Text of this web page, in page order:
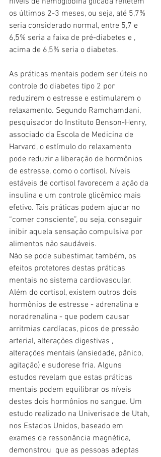
os últimos 2-3 meses, ou seja, até 5,7%
seria considerado normal, entre 5,7 e
6,5% seria a faixa de pré-diabetes e ,
acima de 6,5% seria o diabetes.
As práticas mentais podem ser úteis no
controle do diabetes tipo 2 por
reduzirem o estresse e estimularem o
relaxamento. Segundo Ramchamdani,
pesquisador do Instituto Benson-Henry,
associado da Escola de Medicina de
Harvard, o estímulo do relaxamento
pode reduzir a liberação de hormônios
de estresse, como o cortisol. Níveis
estáveis de cortisol favorecem a ação da
insulina e um controle glicêmico mais
efetivo. Tais práticas podem ajudar no
“comer consciente”, ou seja, conseguir
inibir aquela sensação compulsiva por
alimentos não saudáveis.
Não se pode subestimar, também, os
efeitos protetores destas práticas
mentais no sistema cardiovascular.
Além do cortisol, existem outros dois
hormônios de estresse - adrenalina e
noradrenalina - que podem causar
arritmias cardíacas, picos de pressão
arterial, alterações digestivas ,
alterações mentais (ansiedade, pânico,
agitação) e sudorese fria. Alguns
estudos revelam que estas práticas
mentais podem equilibrar os níveis
destes dois hormônios no sangue. Um
estudo realizado na Univerisade de Utah,
nos Estados Unidos, baseado em
exames de ressonância magnética,
demonstrou  que as pessoas adeptas